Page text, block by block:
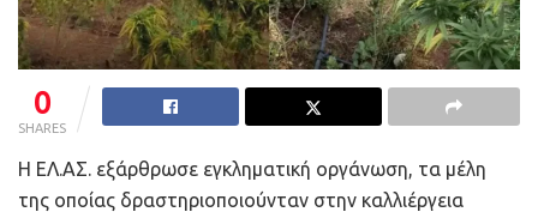
0
SHARES
Η ΕΛ.ΑΣ. εξάρθρωσε εγκληματική οργάνωση, τα μέλη
της οποίας δραστηριοποιούνταν στην καλλιέργεια